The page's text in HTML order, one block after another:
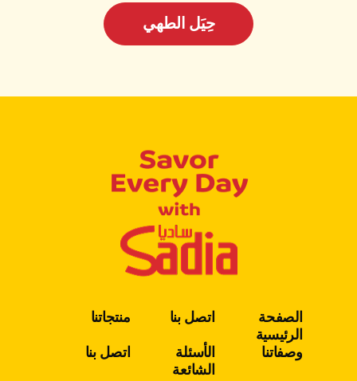
حِيَل الطهي
الصفحة
الرئيسية
وصفاتنا
اتصل بنا
الأسئلة
الشائعة
منتجاتنا
اتصل بنا